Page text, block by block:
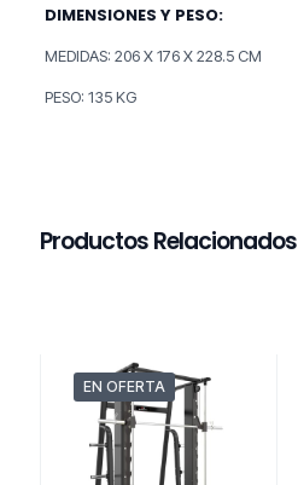
DIMENSIONES Y PESO:
MEDIDAS: 206 X 176 X 228.5 CM
PESO: 135 KG
Productos Relacionados
EN OFERTA